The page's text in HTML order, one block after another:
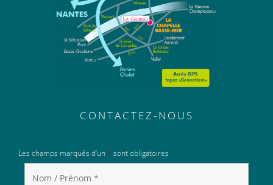
CONTACTEZ-NOUS
Les champs marqués d’un * sont obligatoires